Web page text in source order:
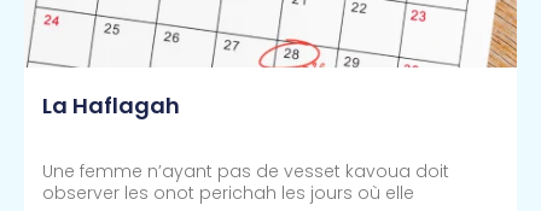
La Haflagah
Une femme n’ayant pas de vesset kavoua doit
observer les onot perichah les jours où elle